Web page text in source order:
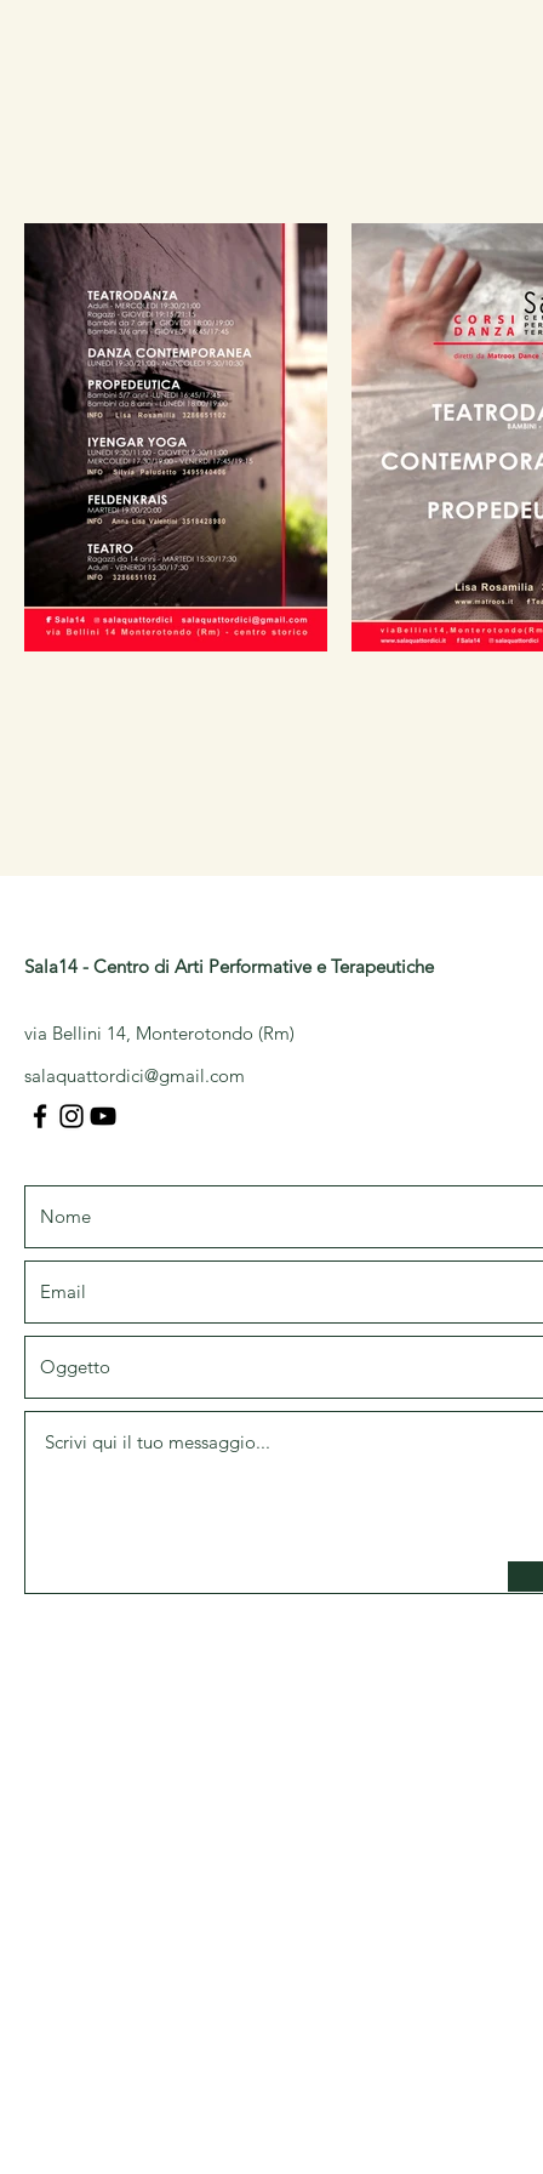
Sala14 - Centro di Arti Performative e Terapeutiche
via Bellini 14, Monterotondo (Rm)
salaquattordici@gmail.com